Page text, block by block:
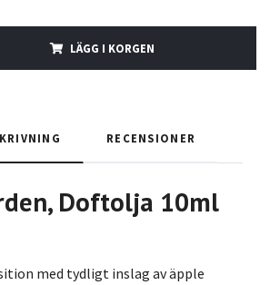
LÄGG I KORGEN
RECENSIONER
Doftolja 10ml
med tydligt inslag av äpple